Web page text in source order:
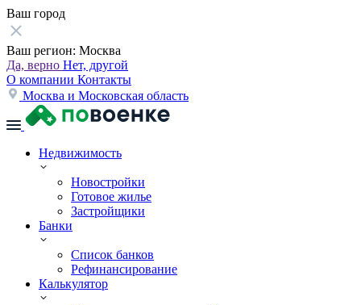
Ваш город
Ваш регион: Москва
Да, верно Нет, другой
О компании Контакты
Москва и Московская область
Недвижимость
Новостройки
Готовое жилье
Застройщики
Банки
Список банков
Рефинансирование
Калькулятор